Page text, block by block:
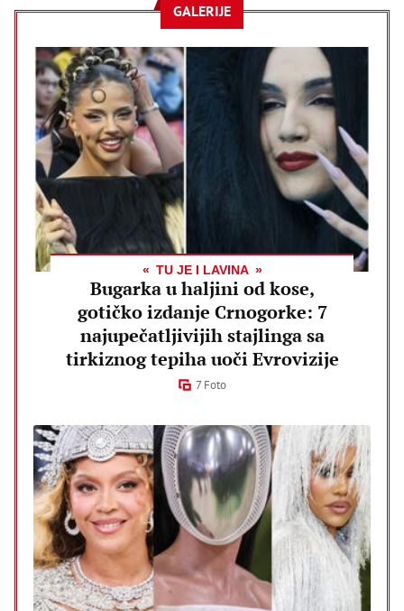
GALERIJE
TU JE I LAVINA
Bugarka u haljini od kose,
gotičko izdanje Crnogorke: 7
najupečatljivijih stajlinga sa
tirkiznog tepiha uoči Evrovizije
7 Foto